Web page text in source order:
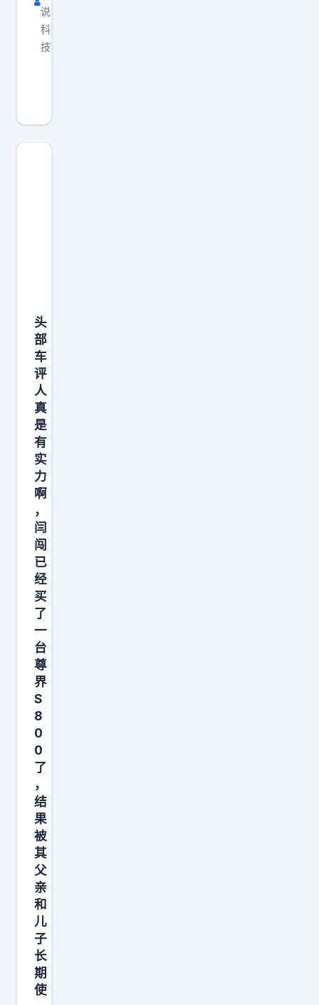
说
科
技
o
v
系
列
确
实
可
能
会
有
惊
，
毕
竟
M
a
e
8
0
都
来
到
4
k
价
位
头
部
车
评
人
真
是
有
实
力
啊
，
闫
闯
已
经
买
了
一
台
尊
界
S
8
0
0
了
，
结
果
被
其
父
亲
和
儿
子
长
期
使